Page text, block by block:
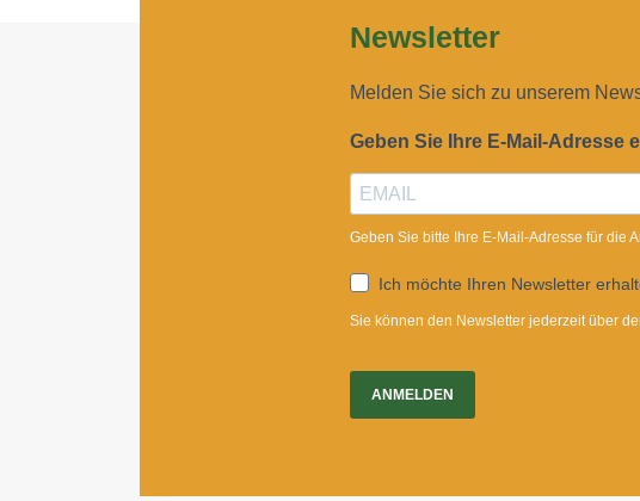
Newsletter
Melden Sie sich zu unserem
Geben Sie Ihre E-Mail-Adresse
Geben Sie bitte Ihre E-Mail-Adresse für die
Ich möchte Ihren Newsletter
Sie können den Newsletter jederzeit über
ANMELDEN